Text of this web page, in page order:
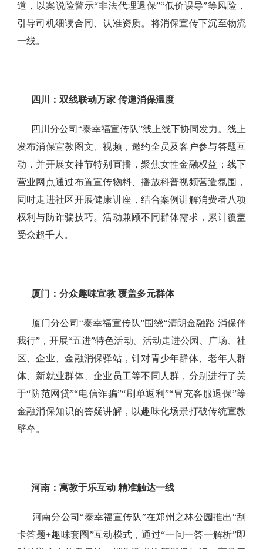
道，以案说险警示“非法代理退保”“低价误导”等风险，
引导司机细读合同、认准资质。将消保宣传下沉至物流
一线。
四川：双线联动万家传递消保温度
四川分公司“泰幸福宣传队”线上线下协同发力。线上
发布消保宣教图文、视频，邀约全员及客户参与答题互
动，并开展女神节特别直播，聚焦女性金融权益；线下
营业网点通过布置宣传物料、播放科普视频营造氛围，
同时走进社区开展健康讲座，结合案例讲解消费者八项
权利与防诈骗技巧。活动兼顾不同群体需求，累计覆盖
受众超千人。
厦门：分众趣味宣教覆盖多元群体
厦门分公司“泰幸福宣传队”围绕“清朗金融路 消保伴
我行”，开展“五进”特色活动。活动走进公园、广场、社
区、企业、金融消保驿站，针对青少年群体、老年人群
体、新就业群体、企业员工等不同人群，分别进行了关
于“防范网贷”“电信诈骗”“刷单返利”“冒充客服退保”等
金融消保知识的答疑讲解，以趣味化场景打破传统宣教
壁垒。
河南：寓教于乐互动精准触达一线
河南分公司“泰幸福宣传队”在郑州之林公园推出“刮
卡答题+趣味套圈”互动模式，通过“一问一答一解析”即